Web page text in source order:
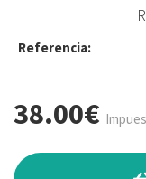
Referencia:
38.00€